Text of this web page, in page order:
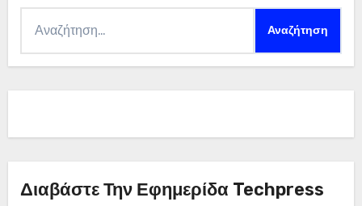
για:
Διαβάστε Την Εφημερίδα Techpress